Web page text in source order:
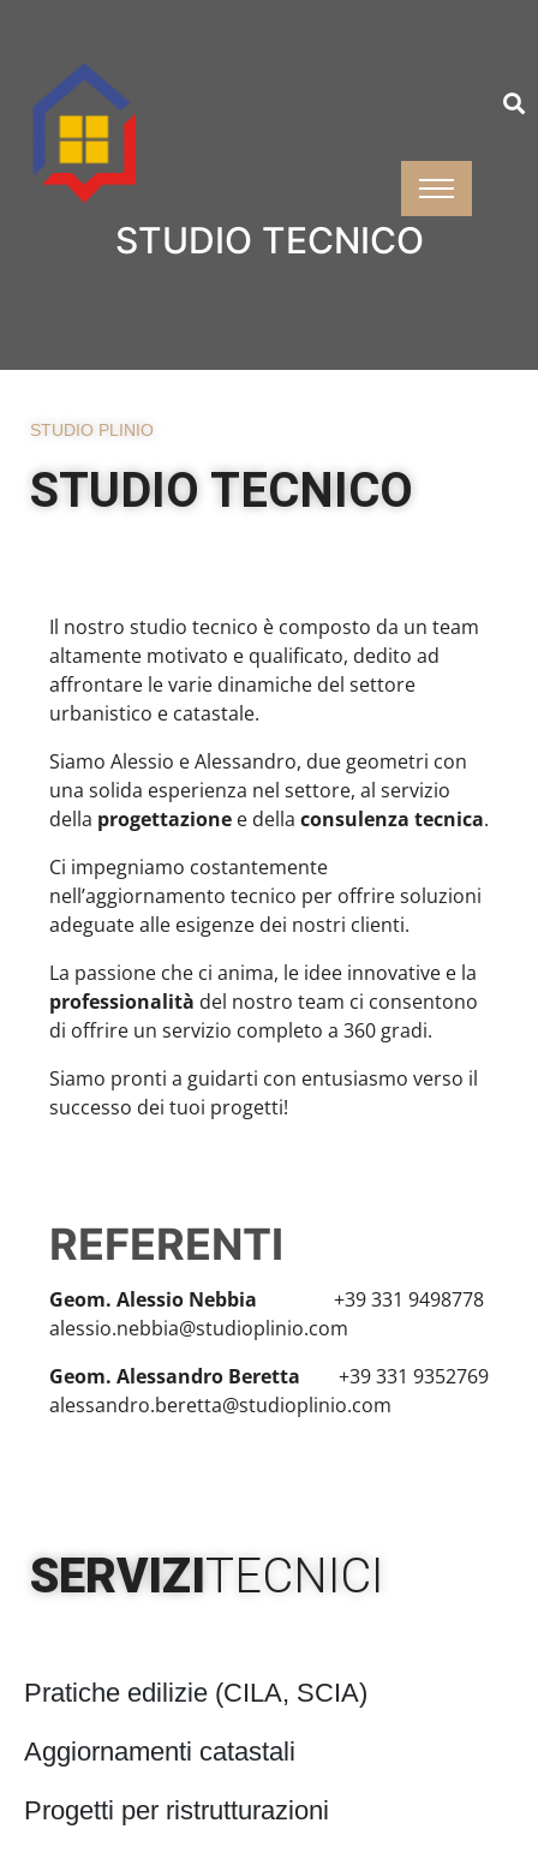
STUDIO TECNICO
STUDIO PLINIO
STUDIO TECNICO
Il nostro studio tecnico è composto da un team
altamente motivato e qualificato, dedito ad
affrontare le varie dinamiche del settore
urbanistico e catastale.
Siamo Alessio e Alessandro, due geometri con
una solida esperienza nel settore, al servizio
della progettazione e della consulenza tecnica.
Ci impegniamo costantemente
nell’aggiornamento tecnico per offrire soluzioni
adeguate alle esigenze dei nostri clienti.
La passione che ci anima, le idee innovative e la
professionalità del nostro team ci consentono
di offrire un servizio completo a 360 gradi.
Siamo pronti a guidarti con entusiasmo verso il
successo dei tuoi progetti!
REFERENTI
Geom. Alessio Nebbia
+39 331 9498778
alessio.nebbia@studioplinio.com
Geom. Alessandro Beretta +39 331 9352769
alessandro.beretta@studioplinio.com
SERVIZITECNICI
Pratiche edilizie (CILA, SCIA)
Aggiornamenti catastali
Progetti per ristrutturazioni